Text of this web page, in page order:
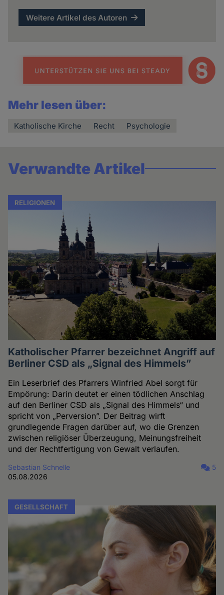
Weitere Artikel des Autoren
Mehr lesen über:
Katholische Kirche Recht Psychologie
Verwandte Artikel
RELIGIONEN
Katholischer Pfarrer bezeichnet Angriff auf
Berliner CSD als „Signal des Himmels”
Ein Leserbrief des Pfarrers Winfried Abel sorgt für
Empörung: Darin deutet er einen tödlichen Anschlag
auf den Berliner CSD als „Signal des Himmels“ und
spricht von „Perversion”. Der Beitrag wirft
grundlegende Fragen darüber auf, wo die Grenzen
zwischen religiöser Überzeugung, Meinungsfreiheit
und der Rechtfertigung von Gewalt verlaufen.
Sebastian Schnelle
05.08.2026
5
GESELLSCHAFT